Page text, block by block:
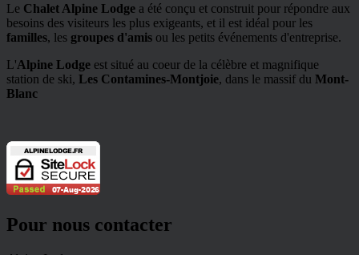
Le Chalet Alpine Lodge a été conçu et construit pour répondre aux
besoins des visiteurs les plus exigeants, et il est idéal pour les
familles, les groupes d'amis ou les petits événements d'entreprise.
L'Alpine Lodge est situé au coeur de la célèbre et magnifique
station de ski, Les Contamines-Montjoie, dans le massif du Mont-
Blanc
Pour nous contacter